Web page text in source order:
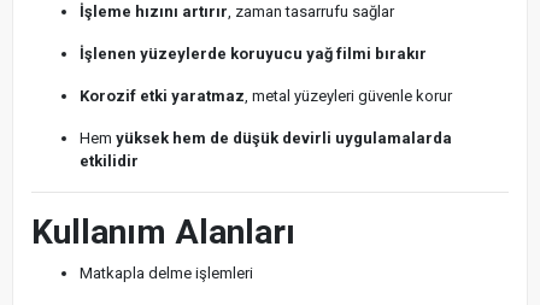
İşleme hızını artırır, zaman tasarrufu sağlar
İşlenen yüzeylerde koruyucu yağ filmi bırakır
Korozif etki yaratmaz, metal yüzeyleri güvenle korur
Hem yüksek hem de düşük devirli uygulamalarda
etkilidir
Kullanım Alanları
Matkapla delme işlemleri